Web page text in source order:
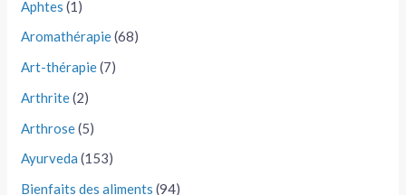
Aphtes (1)
Aromathérapie(68)
Art-thérapie(7)
Arthrite(2)
Arthrose(5)
Ayurveda (153)
Bienfaits des aliments (94)